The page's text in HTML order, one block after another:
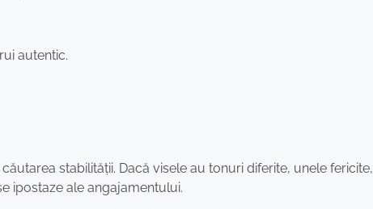
autentic.
stabilității. Dacă visele au tonuri diferite, unele fericite,
ipostaze ale angajamentului.